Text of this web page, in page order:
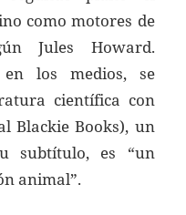
como motores de
Jules Howard.
los medios, se
científica con
Blackie Books), un
subtítulo, es “un
animal”.